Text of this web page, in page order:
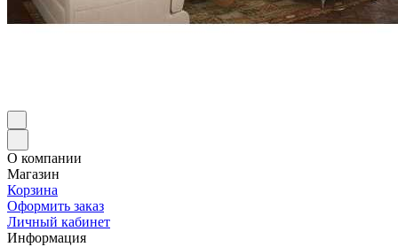
О компании
Магазин
Корзина
Оформить заказ
Личный кабинет
Информация